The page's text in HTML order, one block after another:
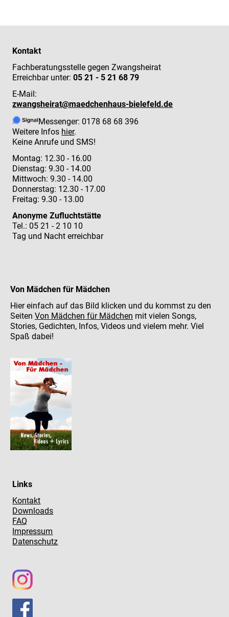
Kontakt
Fachberatungsstelle gegen Zwangsheirat
Erreichbar unter:05 21 - 5 21 68 79
E-Mail:
zwangsheirat@maedchenhaus-bielefeld.de
Messenger: 0178 68 68 396
Weitere Infos hier.
Keine Anrufe und SMS!
Montag: 12.30 - 16.00
Dienstag: 9.30 - 14.00
Mittwoch: 9.30 - 14.00
Donnerstag: 12.30 - 17.00
Freitag: 9.30 - 13.00
Anonyme Zufluchtstätte
Tel.: 05 21 - 2 10 10
Tag und Nacht erreichbar
Von Mädchen für Mädchen
Hier einfach auf das Bild klicken und du kommst zu den
Seiten Von Mädchen für Mädchen mit vielen Songs,
Stories, Gedichten, Infos, Videos und vielem mehr. Viel
Spaß dabei!
Links
Kontakt
Downloads
FAQ
Impressum
Datenschutz